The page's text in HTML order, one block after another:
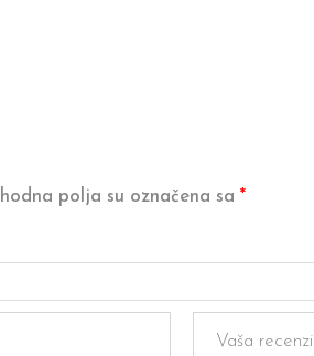
polja su označena sa *